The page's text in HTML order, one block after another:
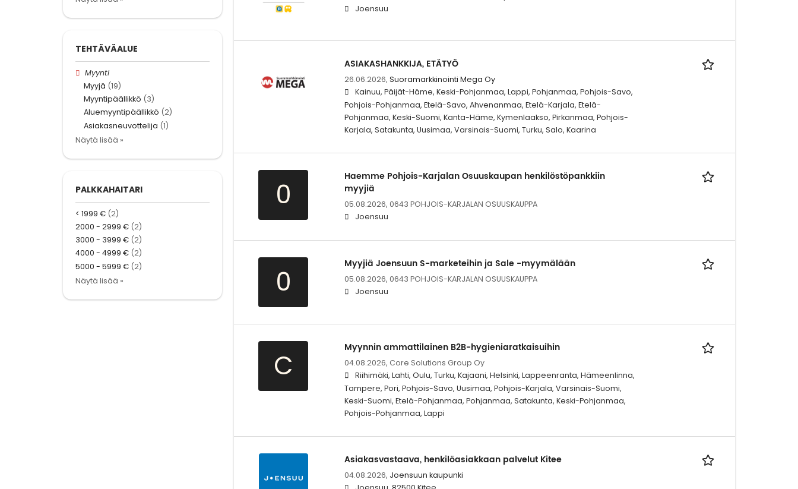
Joensuu
ASIAKASHANKKIJA, ETÄTYÖ
26.06.2026, Suoramarkkinointi Mega Oy
Kainuu, Päijät-Häme, Keski-Pohjanmaa, Lappi, Pohjanmaa, Pohjois-Savo,
Pohjois-Pohjanmaa, Etelä-Savo, Ahvenanmaa, Etelä-Karjala, Etelä-
Pohjanmaa, Keski-Suomi, Kanta-Häme, Kymenlaakso, Pirkanmaa, Pohjois-
Karjala, Satakunta, Uusimaa, Varsinais-Suomi, Turku, Salo, Kaarina
0
Haemme Pohjois-Karjalan Osuuskaupan henkilöstöpankkiin
myyjiä
05.08.2026, 0643 POHJOIS-KARJALAN OSUUSKAUPPA
Joensuu
0
Myyjiä Joensuun S-marketeihin ja Sale -myymälään
05.08.2026, 0643 POHJOIS-KARJALAN OSUUSKAUPPA
Joensuu
C
Myynnin ammattilainen B2B-hygieniaratkaisuihin
04.08.2026, Core Solutions Group Oy
Riihimäki, Lahti, Oulu, Turku, Kajaani, Helsinki, Lappeenranta, Hämeenlinna,
Tampere, Pori, Pohjois-Savo, Uusimaa, Pohjois-Karjala, Varsinais-Suomi,
Keski-Suomi, Etelä-Pohjanmaa, Pohjanmaa, Satakunta, Keski-Pohjanmaa,
Pohjois-Pohjanmaa, Lappi
Asiakasvastaava, henkilöasiakkaan palvelut Kitee
04.08.2026, Joensuun kaupunki
TEHTÄVÄALUE
Myynti
Myyjä (19)
Myyntipäällikkö (3)
Aluemyyntipäällikkö (2)
Asiakasneuvottelija (1)
Näytä lisää »
PALKKAHAITARI
< 1999 € (2)
2000 - 2999 € (2)
3000 - 3999 € (2)
4000 - 4999 € (2)
5000 - 5999 € (2)
Näytä lisää »